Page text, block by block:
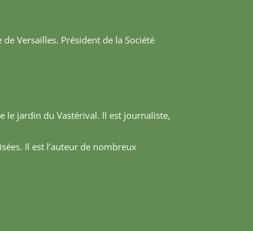
Versailles. Président de la Société
le jardin du Vastérival. Il est journaliste,
Il est l’auteur de nombreux